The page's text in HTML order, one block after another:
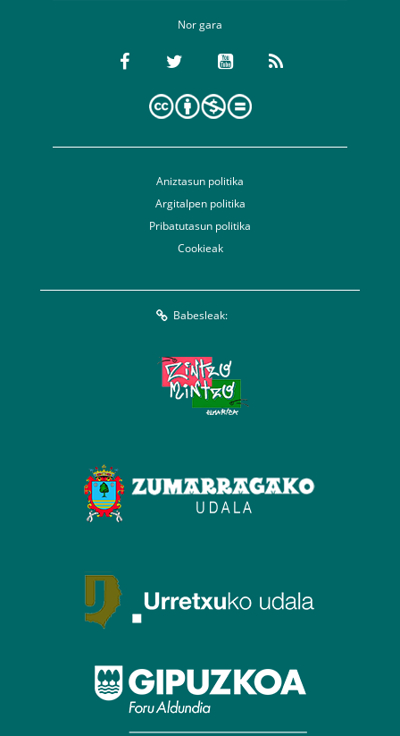
Nor gara
Aniztasun politika
Argitalpen politika
Pribatutasun politika
Cookieak
Babesleak: